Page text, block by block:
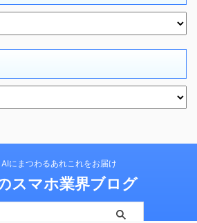
AIにまつわるあれこれをお届け
スマホ業界ブログ